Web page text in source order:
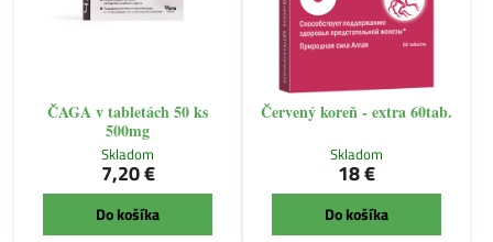
ČAGA v tabletách 50 ks
500mg
Skladom
7,20 €
Do košíka
Červený koreň - extra 60tab.
Skladom
18 €
Do košíka